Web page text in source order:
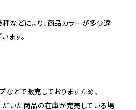
などにより、商品カラーが多少違
ます。
などで販売しておりますため、
いた商品の在庫が完売している場